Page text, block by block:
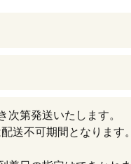
次第発送いたします。
送不可期間となります。